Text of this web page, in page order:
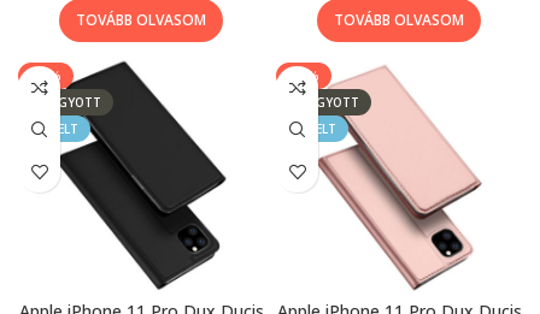
TOVÁBB OLVASOM TOVÁBB OLVASOM
-33%
ELFOGYOTT
KIEMELT
-33%
ELFOGYOTT
KIEMELT